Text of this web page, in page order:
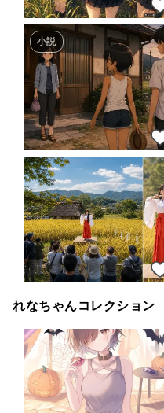
43
42
小説
44
れなちゃんコレクション